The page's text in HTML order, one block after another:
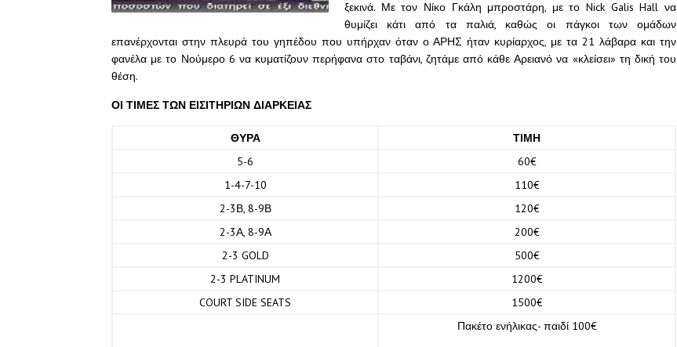
ξεκινά. Με τον Νίκο Γκάλη μπροστάρη, με το Nick Galis Hall να
θυμίζει κάτι από τα παλιά, καθώς οι πάγκοι των ομάδων
επανέρχονται στην πλευρά του γηπέδου που υπήρχαν όταν ο ΑΡΗΣ ήταν κυρίαρχος, με τα 21 λάβαρα και την
φανέλα με το Νούμερο 6 να κυματίζουν περήφανα στο ταβάνι, ζητάμε από κάθε Αρειανό να «κλείσει» τη δική του
θέση.
ΟΙ ΤΙΜΕΣ ΤΩΝ ΕΙΣΙΤΗΡΙΩΝ ΔΙΑΡΚΕΙΑΣ
ΘΥΡΑ
ΤΙΜΗ
5-6
60€
1-4-7-10
110€
2-3Β, 8-9Β
120€
2-3Α, 8-9Α
200€
2-3 GOLD
500€
2-3 PLATINUM
1200€
COURT SIDE SEATS
1500€
Πακέτο ενήλικας- παιδί 100€